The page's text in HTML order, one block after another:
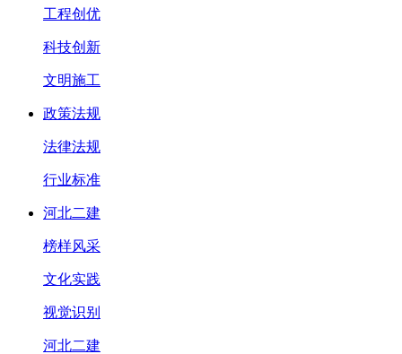
工程创优
科技创新
文明施工
政策法规
法律法规
行业标准
河北二建
榜样风采
文化实践
视觉识别
河北二建